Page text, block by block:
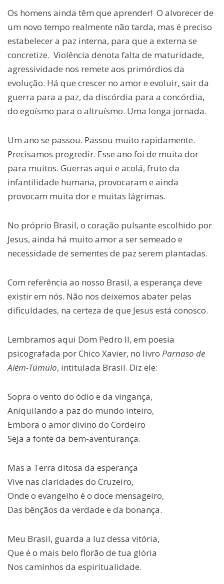
Os homens ainda têm que aprender! O alvorecer de
um novo tempo realmente não tarda, mas é preciso
estabelecer a paz interna, para que a externa se
concretize. Violência denota falta de maturidade,
agressividade nos remete aos primórdios da
evolução. Há que crescer no amor e evoluir, sair da
guerra para a paz, da discórdia para a concórdia,
do egoísmo para o altruísmo. Uma longa jornada.
Um ano se passou. Passou muito rapidamente.
Precisamos progredir. Esse ano foi de muita dor
para muitos. Guerras aqui e acolá, fruto da
infantilidade humana, provocaram e ainda
provocam muita dor e muitas lágrimas.
No próprio Brasil, o coração pulsante escolhido por
Jesus, ainda há muito amor a ser semeado e
necessidade de sementes de paz serem plantadas.
Com referência ao nosso Brasil, a esperança deve
existir em nós. Não nos deixemos abater pelas
dificuldades, na certeza de que Jesus está conosco.
Lembramos aqui Dom Pedro II, em poesia
psicografada por Chico Xavier, no livro Parnaso de
Além-Túmulo, intitulada Brasil. Diz ele:
Sopra o vento do ódio e da vingança,
Aniquilando a paz do mundo inteiro,
Embora o amor divino do Cordeiro
Seja a fonte da bem-aventurança.
Mas a Terra ditosa da esperança
Vive nas claridades do Cruzeiro,
Onde o evangelho é o doce mensageiro,
Das bênçãos da verdade e da bonança.
Meu Brasil, guarda a luz dessa vitória,
Que é o mais belo florão de tua glória
Nos caminhos da espiritualidade.